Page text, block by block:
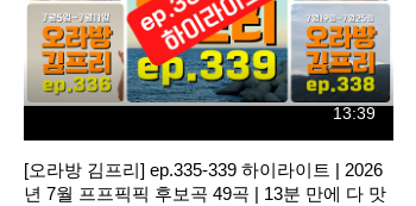
13:39
[오라방 김프리] ep.335-339 하이라이트 | 2026
년 7월 프프픽픽 후보곡 49곡 | 13분 만에 다 맛